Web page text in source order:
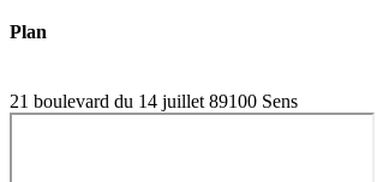
Plan
21 boulevard du 14 juillet 89100 Sens